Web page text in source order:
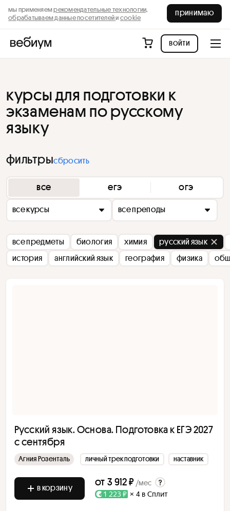
мы применяемрекомендательные технологии,
обрабатываем данные посетителейи cookie
принимаю
войти
курсы для подготовки к
экзаменам по русскому
языку
фильтрысбросить
все егэ огэ
все курсы все преподы
все предметы биология химия
русский язык
история
английский язык география физика
Русский язык. Основа. Подготовка к ЕГЭ 2027
с сентября
Агния Розенталь личный трек подготовки наставник
в корзину от 3 912 ₽ /мес
1 223 ₽ × 4 в Сплит